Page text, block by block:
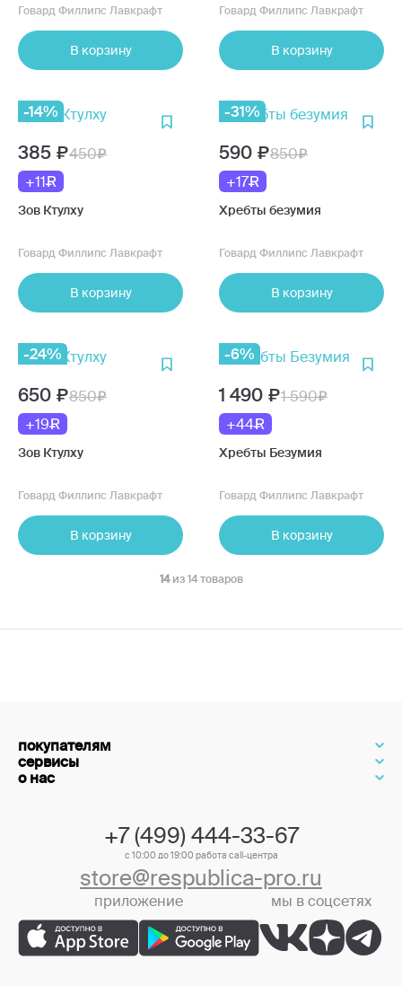
Говард Филлипс Лавкрафт
В корзину
Говард Филлипс Лавкрафт
В корзину
-14%
385
450
+11
Зов Ктулху
Говард Филлипс Лавкрафт
В корзину
-31%
590
850
+17
Хребты безумия
Говард Филлипс Лавкрафт
В корзину
-24%
650
850
+19
Зов Ктулху
Говард Филлипс Лавкрафт
В корзину
-6%
1 490
1 590
+44
Хребты Безумия
Говард Филлипс Лавкрафт
В корзину
14 из 14 товаров
покупателям
сервисы
о нас
+7 (499) 444-33-67
с 10:00 до 19:00 работа call-центра
store@respublica-pro.ru
приложение мы в соцсетях